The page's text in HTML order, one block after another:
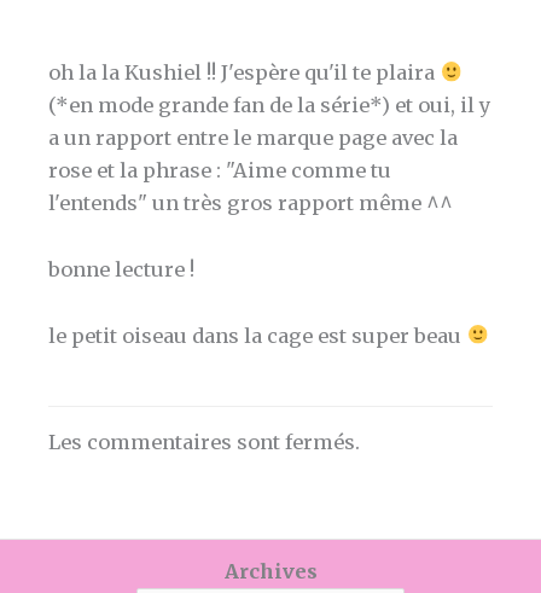
oh la la Kushiel !! J'espère qu'il te plaira
(*en mode grande fan de la série*) et oui, il y
a un rapport entre le marque page avec la
rose et la phrase : "Aime comme tu
l'entends" un très gros rapport même ^^
bonne lecture !
le petit oiseau dans la cage est super beau
Les commentaires sont fermés.
Archives